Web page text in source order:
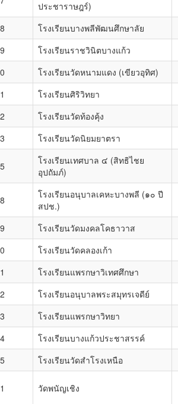
ประชาราษฎร์)
โรงเรียนบางพลีพัฒนศึกษาลัย
โรงเรียนราชวินิตบางแก้ว
โรงเรียนวัดหนามแดง (เขียวอุทิศ)
โรงเรียนศิริวิทยา
โรงเรียนวัดท้องคุ้ง
โรงเรียนวัดนิยมยาตรา
โรงเรียนเทศบาล ๔ (สิทธิไชย
อุปถัมภ์)
โรงเรียนอนุบาลเคหะบางพลี (๑๐ ปี
สปช.)
โรงเรียนวัดมงคลโคธาวาส
โรงเรียนวัดคลองเก้า
โรงเรียนแพรกษาวิเทศศึกษา
โรงเรียนอนุบาลพระสมุทรเจดีย์
โรงเรียนแพรกษาวิทยา
โรงเรียนบางแก้วประชาสรรค์
โรงเรียนวัดสำโรงเหนือ
วัดพนัญเชิง